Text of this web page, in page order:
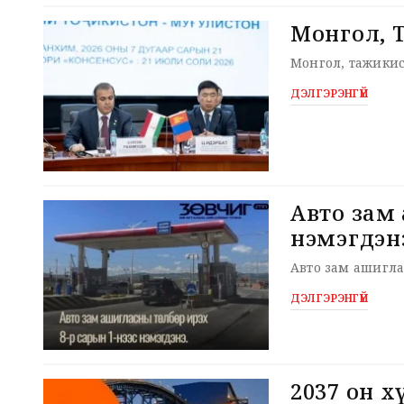
Монгол,
Монгол,
ДЭЛГЭРЭНГҮЙ
Авто зам ашигласны
ДЭЛГЭРЭНГҮЙ
2037 он